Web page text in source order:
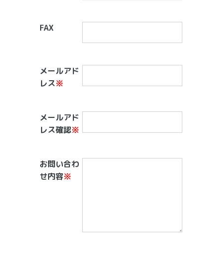
FAX
メールアド
レス※
メールアド
レス確認※
お問い合わ
せ内容※